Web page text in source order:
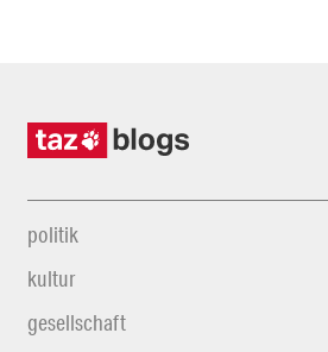
politik
kultur
gesellschaft